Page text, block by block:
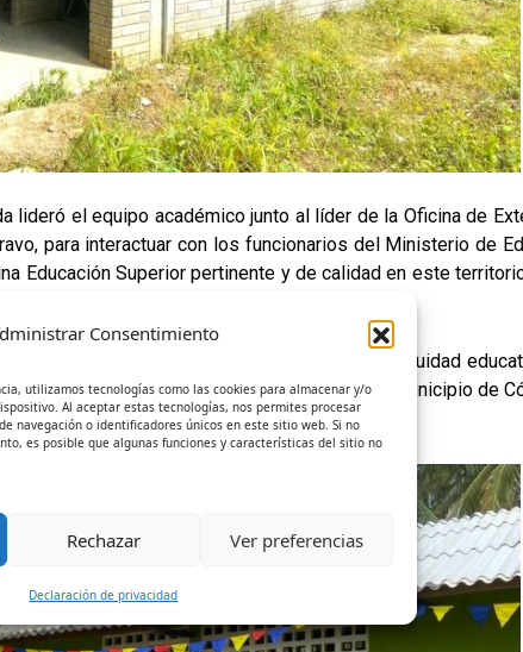
Consentimiento
utilizamos tecnologías como las cookies para almacenar y/o
Al aceptar estas tecnologías, nos permites procesar
navegación o identificadores únicos en este sitio web. Si no
es posible que algunas funciones y características del sitio no
Rechazar Ver preferencias
Declaración de privacidad
lideró el equipo académico junto al líder de la Oficina de
para interactuar con los funcionarios del Ministerio de
Educación Superior pertinente y de calidad en este
del Caribe con la regionalización y la equidad
jóvenes del municipio de Moñitos, un nuevo municipio de